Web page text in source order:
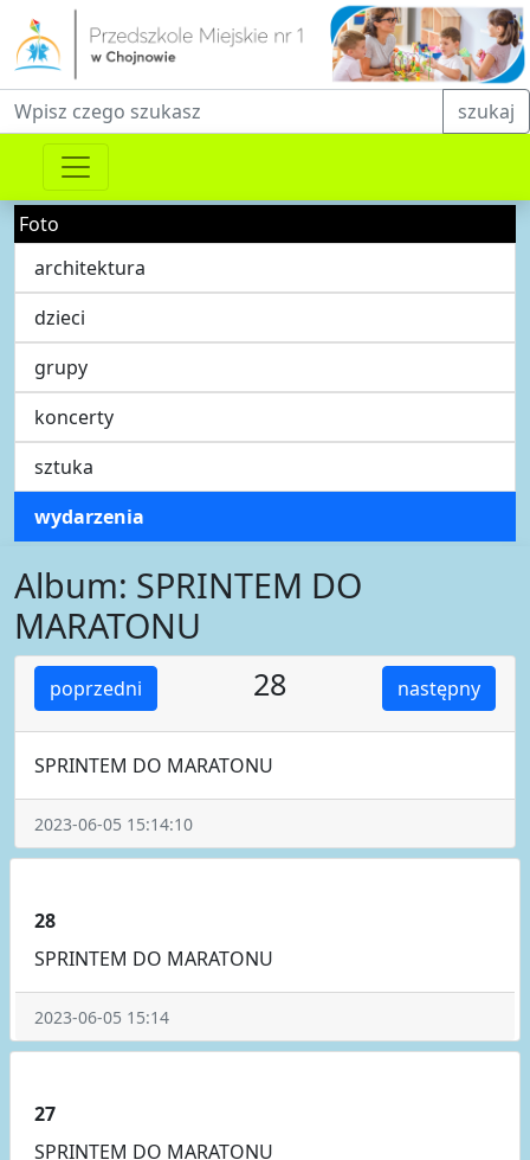
Fraza do wyszukiwania szukaj
Foto
architektura
dzieci
grupy
koncerty
sztuka
wydarzenia
Album: SPRINTEM DO
MARATONU
poprzedni następny
28
SPRINTEM DO MARATONU
2023-06-05 15:14:10
28
SPRINTEM DO MARATONU
2023-06-05 15:14
27
SPRINTEM DO MARATONU